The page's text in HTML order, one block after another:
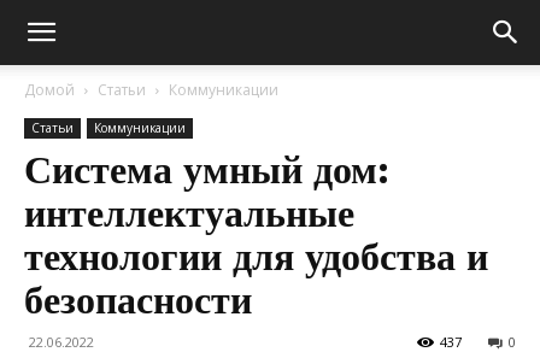
Домой Статьи Коммуникации
Статьи Коммуникации
Система умный дом:
интеллектуальные
технологии для удобства и
безопасности
22.06.2022 0
437